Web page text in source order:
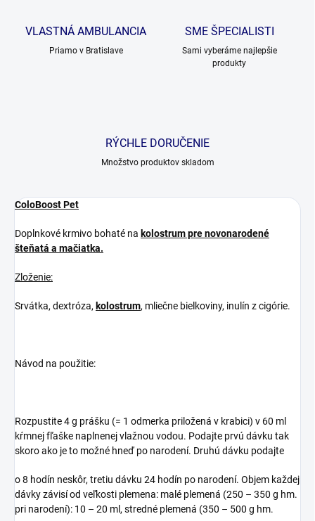
VLASTNÁ AMBULANCIA
Priamo v Bratislave
SME ŠPECIALISTI
Sami vyberáme najlepšie
produkty
RÝCHLE DORUČENIE
Množstvo produktov skladom
ColoBoost Pet
Doplnkové krmivo bohaté na kolostrum pre novonarodené
šteňatá a mačiatka.
Zloženie:
Srvátka, dextróza, kolostrum, mliečne bielkoviny, inulín z cigórie.
Návod na použitie:
Rozpustite 4 g prášku (= 1 odmerka priložená v krabici) v 60 ml
kŕmnej fľaške naplnenej vlažnou vodou. Podajte prvú dávku tak
skoro ako je to možné hneď po narodení. Druhú dávku podajte
o 8 hodín neskôr, tretiu dávku 24 hodín po narodení. Objem každej
dávky závisí od veľkosti plemena: malé plemená (250 – 350 g hm.
pri narodení): 10 – 20 ml, stredné plemená (350 – 500 g hm.